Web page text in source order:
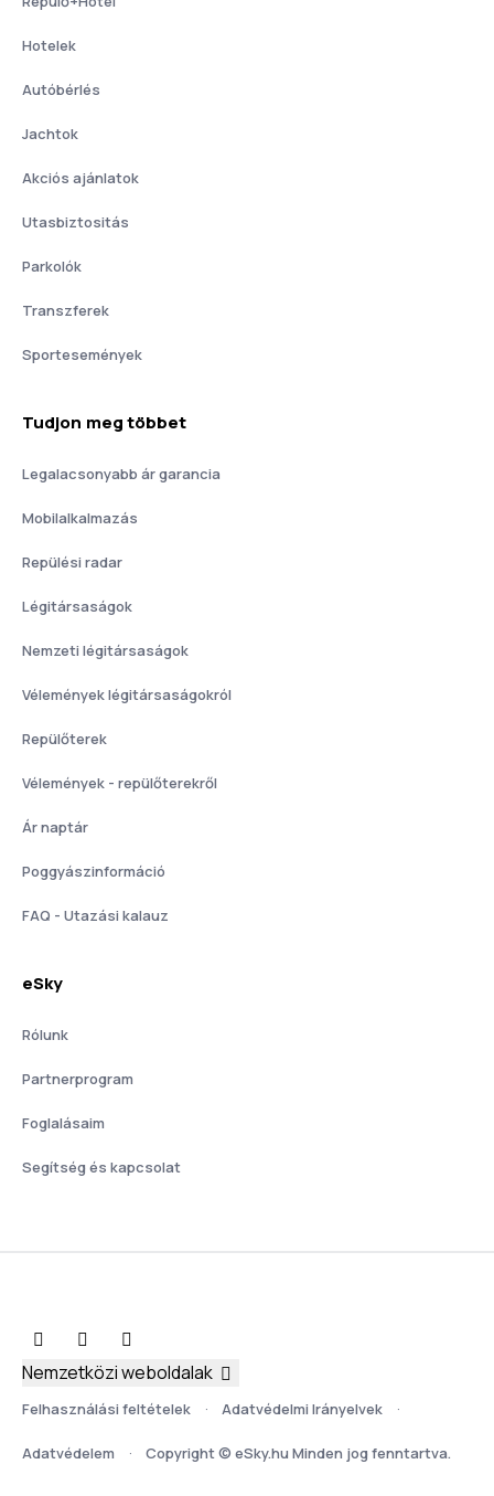
Hotelek
Autóbérlés
Jachtok
Akciós ajánlatok
Utasbiztositás
Parkolók
Transzferek
Sportesemények
Tudjon meg többet
Legalacsonyabb ár garancia
Mobilalkalmazás
Repülési radar
Légitársaságok
Nemzeti légitársaságok
Vélemények légitársaságokról
Repülőterek
Vélemények - repülőterekről
Ár naptár
Poggyászinformáció
FAQ - Utazási kalauz
eSky
Rólunk
Partnerprogram
Foglalásaim
Segítség és kapcsolat
Felhasználási feltételek Adatvédelmi Irányelvek
Adatvédelem Copyright © eSky.hu Minden jog fenntartva.
Nemzetközi weboldalak